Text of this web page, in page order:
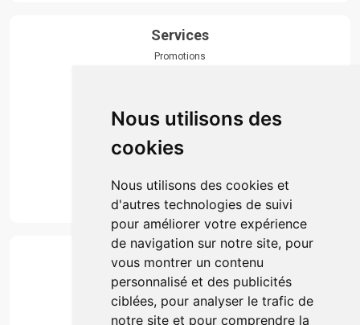
Nous utilisons des
cookies
Nous utilisons des cookies et
d'autres technologies de suivi
pour améliorer votre expérience
de navigation sur notre site, pour
vous montrer un contenu
personnalisé et des publicités
ciblées, pour analyser le trafic de
notre site et pour comprendre la
Services
Promotions
Actualités & conseils
Événements
Marques
Suivez-nous
Paiement
Simple, rapide et 100% sécurisé